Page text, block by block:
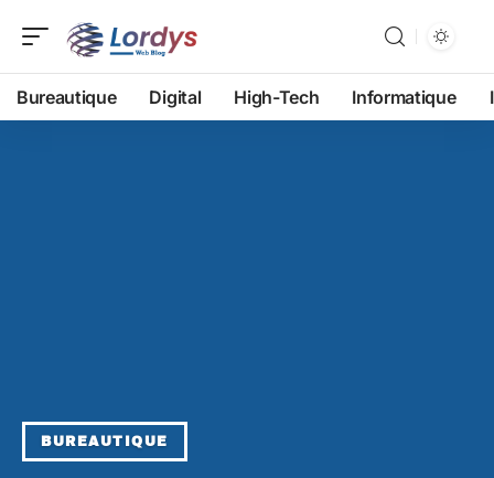
Bureautique Digital High-Tech Informatique
BUREAUTIQUE